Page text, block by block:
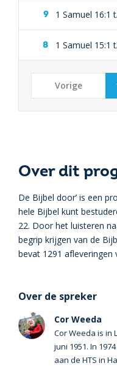
1 Samuel 16:1
1 Samuel 15:1
Vorige
Over dit
De Bijbel door’ is een
hele Bijbel kunt
22. Door het luisteren
begrip krijgen van de
bevat 1291 afleveringen
Over de spreker
Cor Weeda
Cor Weeda is in
juni 1951. In
aan de HTS in